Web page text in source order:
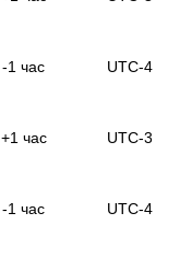
-1 час UTC-4
+1 час UTC-3
-1 час UTC-4